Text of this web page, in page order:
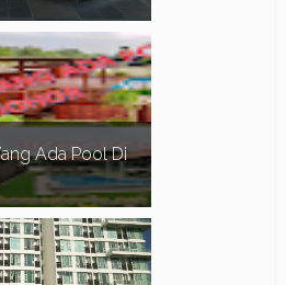
Homestay di
Tronoh dan Seri
memberi
Ada Pool Di
Sejahtera. Dalam
ke pantai Timur,
Pool Di Terengganu ...